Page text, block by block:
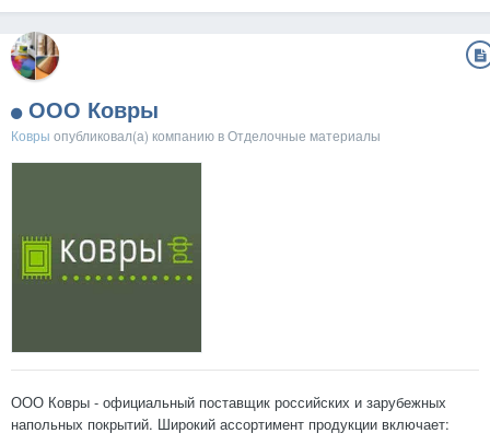
н...
ООО Ковры
Ковры опубликовал(а) компанию вОтделочные материалы
ООО Ковры - официальный поставщик российских и зарубежных
напольных покрытий. Широкий ассортимент продукции включает: